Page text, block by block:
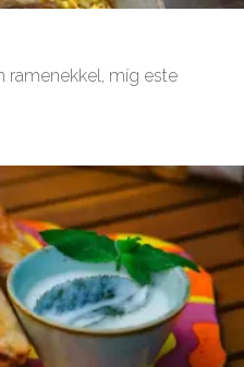
ramenekkel, míg este